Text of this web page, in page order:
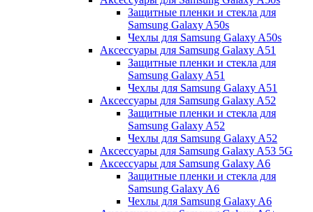
Защитные пленки и стекла для
Samsung Galaxy A50s
Чехлы для Samsung Galaxy A50s
Аксессуары для Samsung Galaxy A51
Защитные пленки и стекла для
Samsung Galaxy A51
Чехлы для Samsung Galaxy A51
Аксессуары для Samsung Galaxy A52
Защитные пленки и стекла для
Samsung Galaxy A52
Чехлы для Samsung Galaxy A52
Аксессуары для Samsung Galaxy A53 5G
Аксессуары для Samsung Galaxy A6
Защитные пленки и стекла для
Samsung Galaxy A6
Чехлы для Samsung Galaxy A6